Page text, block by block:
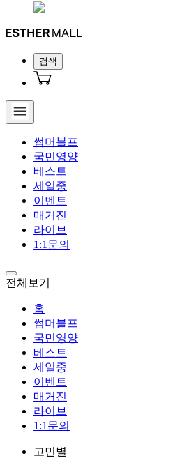
검색
썸머블프
국민영양
베스트
세일중
이벤트
매거진
라이브
1:1문의
전체보기
홈
썸머블프
국민영양
베스트
세일중
이벤트
매거진
라이브
1:1문의
고민별